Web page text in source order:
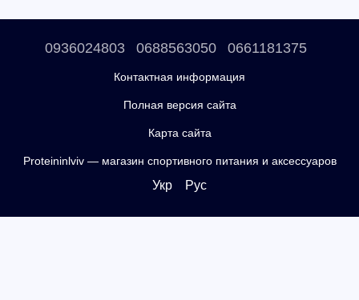
0936024803 0688563050 0661181375
Контактная информация
Полная версия сайта
Карта сайта
Proteininlviv — магазин спортивного питания и аксессуаров
Укр Рус